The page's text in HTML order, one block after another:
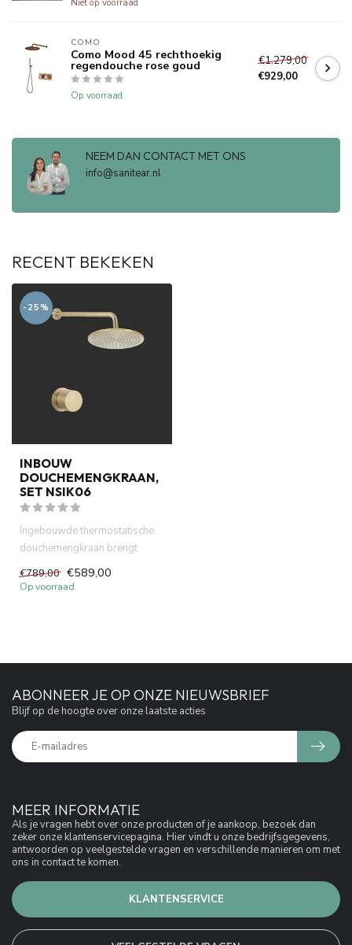
COMO
Como Mood 45 rechthoekig
regendouche rose goud
Op voorraad
€1.279,00
€929,00
NEEM DAN CONTACT MET ONS
info@sanitear.nl
RECENT BEKEKEN
-25%
INBOUW
DOUCHEMENGKRAAN,
SET NSIK06
Ingebouwde thermostatische
douchemengkraan brengt
kwaliteit en stijl in uw badka...
€789,00 €589,00
Op voorraad
MEER INFORMATIE
Als je vragen hebt over onze producten of je aankoop, bezoek dan
zeker onze klantenservicepagina. Hier vindt u onze bedrijfsgegevens,
antwoorden op veelgestelde vragen en verschillende manieren om met
ons in contact te komen.
KLANTENSERVICE
ABONNEER JE OP ONZE NIEUWSBRIEF
Blijf op de hoogte over onze laatste acties